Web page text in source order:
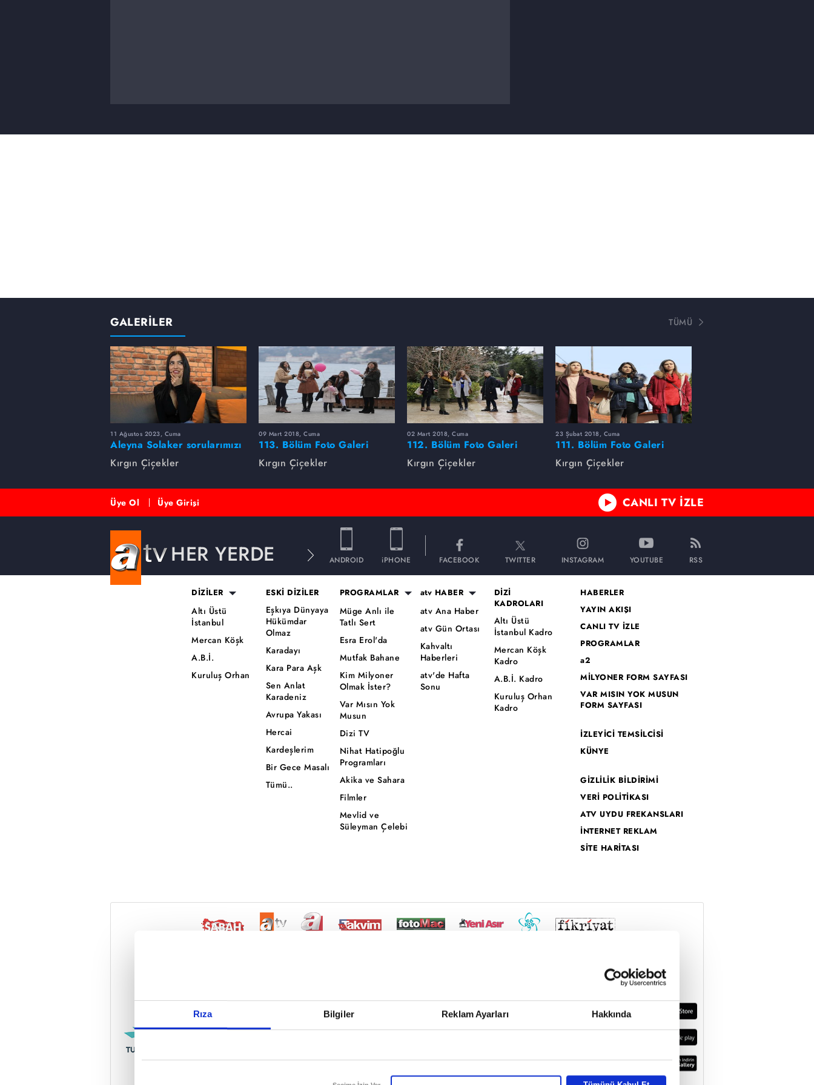
Rıza Bilgiler Reklam Ayarları Hakkında
Reddet
GALERİLER TÜMÜ
11 Ağustos 2023, Cuma
Aleyna Solaker sorularımızı
cevapladı
Kırgın Çiçekler
09 Mart 2018, Cuma
113. Bölüm Foto Galeri
Kırgın Çiçekler
02 Mart 2018, Cuma
112. Bölüm Foto Galeri
Kırgın Çiçekler
23 Şubat 2018, Cuma
111. Bölüm Foto Galeri
Kırgın Çiçekler
Üye Ol Üye Girişi CANLI TV İZLE
HER YERDE ANDROID iPHONE FACEBOOK TWITTER INSTAGRAM YOUTUBE RSS
DİZİLER
Altı Üstü
İstanbul
Mercan Köşk
A.B.İ.
Kuruluş Orhan
ESKİ DİZİLER
Eşkıya Dünyaya
Hükümdar
Olmaz
Karadayı
Kara Para Aşk
Sen Anlat
Karadeniz
Avrupa Yakası
Hercai
Kardeşlerim
Bir Gece Masalı
Tümü..
PROGRAMLAR
Müge Anlı ile
Tatlı Sert
Esra Erol'da
Mutfak Bahane
Kim Milyoner
Olmak İster?
Var Mısın Yok
Musun
Dizi TV
Nihat Hatipoğlu
Programları
Akika ve Sahara
Filmler
Mevlid ve
Süleyman Çelebi
atv HABER
atv Ana Haber
atv Gün Ortası
Kahvaltı
Haberleri
atv'de Hafta
Sonu
DİZİ
KADROLARI
Altı Üstü
İstanbul Kadro
Mercan Köşk
Kadro
A.B.İ. Kadro
Kuruluş Orhan
Kadro
HABERLER
YAYIN AKIŞI
CANLI TV İZLE
PROGRAMLAR
a2
MİLYONER FORM SAYFASI
VAR MISIN YOK MUSUN
FORM SAYFASI
İZLEYİCİ TEMSİLCİSİ
KÜNYE
GİZLİLİK BİLDİRİMİ
VERİ POLİTİKASI
ATV UYDU FREKANSLARI
İNTERNET REKLAM
SİTE HARİTASI